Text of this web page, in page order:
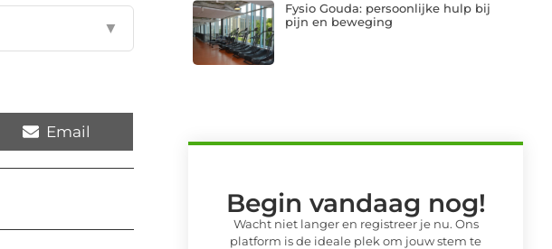
▼
Email
Fysio Gouda: persoonlijke hulp bij
pijn en beweging
Begin vandaag nog!
Wacht niet langer en registreer je nu. Ons
platform is de ideale plek om jouw stem te